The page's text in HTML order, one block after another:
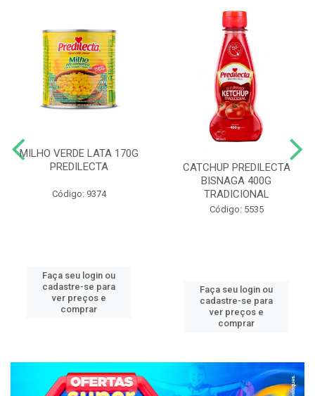
MILHO VERDE LATA 170G
PREDILECTA
Código: 9374
Faça seu login ou
cadastre-se para
ver preços e
comprar
CATCHUP PREDILECTA
BISNAGA 400G
TRADICIONAL
Código: 5535
Faça seu login ou
cadastre-se para
ver preços e
comprar